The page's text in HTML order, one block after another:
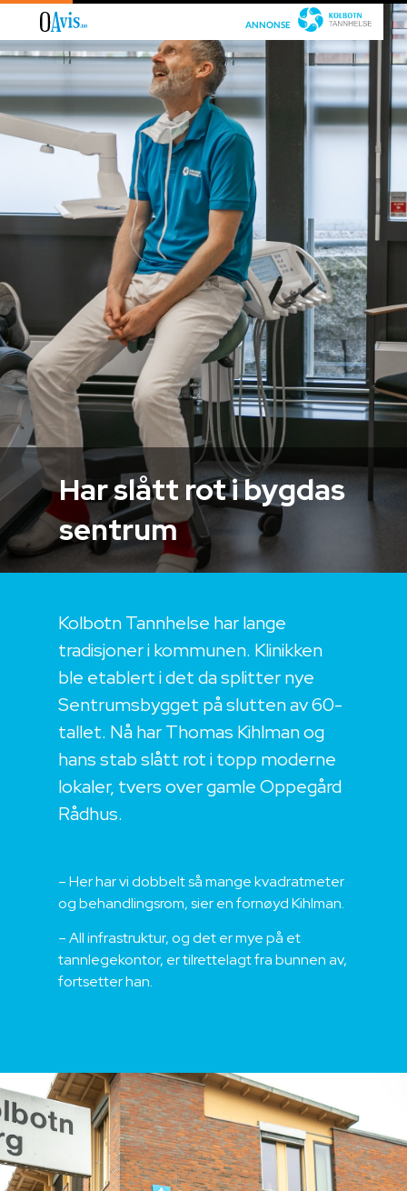
Har slått rot i bygdas
sentrum
– Her har vi dobbelt så mange kvadratmeter
og behandlingsrom, sier en fornøyd Kihlman.
– All infrastruktur, og det er mye på et
tannlegekontor, er tilrettelagt fra bunnen av,
fortsetter han.
Kolbotn Tannhelse har lange
tradisjoner i kommunen. Klinikken
ble etablert i det da splitter nye
Sentrumsbygget på slutten av 60-
tallet. Nå har Thomas Kihlman og
hans stab slått rot i topp moderne
lokaler, tvers over gamle Oppegård
Rådhus.
ANNONSE